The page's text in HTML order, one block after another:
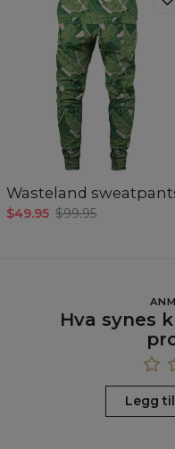
Wasteland
$49.95 $99.95
Hva synes
Legg